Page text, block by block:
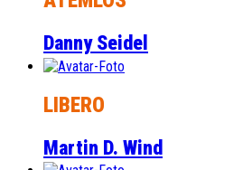
Danny Seidel
LIBERO
Martin D. Wind